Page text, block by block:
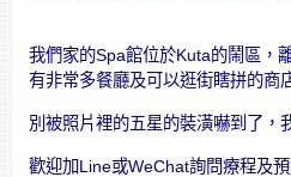
我們家的Spa館位於Kuta的鬧區，
有非常多餐廳及可以逛街瞎拼的商
別被照片裡的五星的裝潢嚇到了，
歡迎加Line或WeChat詢問療程及